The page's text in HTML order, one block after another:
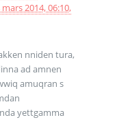
mars 2014, 06:10,
nniden tura,
ad amnen
amuqran s
yettgamma